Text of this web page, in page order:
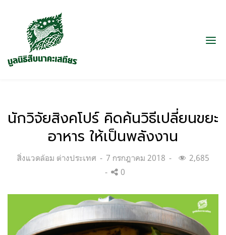
นักวิจัยสิงคโปร์ คิดค้นวิธีเปลี่ยนขยะ
อาหาร ให้เป็นพลังงาน
Categories:
สิ่งแวดล้อม ต่างประเทศ
Posted
on
7 กรกฎาคม 2018
2,685
0